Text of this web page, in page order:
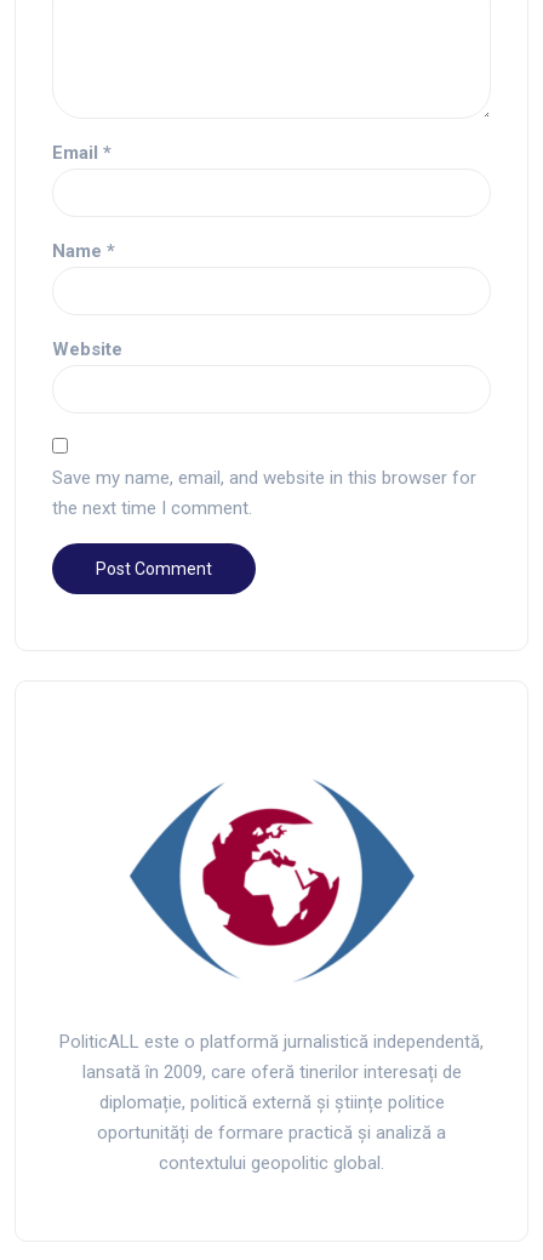
Email *
Name *
Website
Save my name, email, and website in this browser for
the next time I comment.
PoliticALL este o platformă jurnalistică independentă,
lansată în 2009, care oferă tinerilor interesați de
diplomație, politică externă și științe politice
oportunități de formare practică și analiză a
contextului geopolitic global.